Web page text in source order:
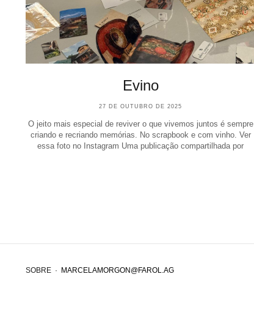
Evino
27 DE OUTUBRO DE 2025
O jeito mais especial de reviver o que vivemos juntos é sempre
criando e recriando memórias. No scrapbook e com vinho. Ver
essa foto no Instagram Uma publicação compartilhada por
SOBRE · MARCELAMORGON@FAROL.AG